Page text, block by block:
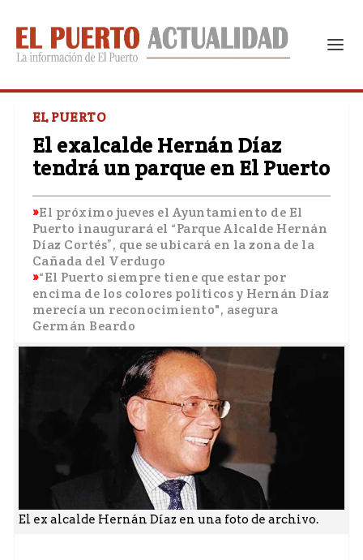
EL PUERTO
El exalcalde Hernán Díaz
tendrá un parque en El Puerto
El próximo jueves el Ayuntamiento de El
Puerto inaugurará el “Parque Alcalde Hernán
Díaz Cortés”, que se ubicará en la zona de la
Cañada del Verdugo
“El Puerto siempre tiene que estar por
encima de los colores políticos y Hernán Díaz
merecía un reconocimiento", asegura
Germán Beardo
El ex alcalde Hernán Díaz en una foto de archivo.